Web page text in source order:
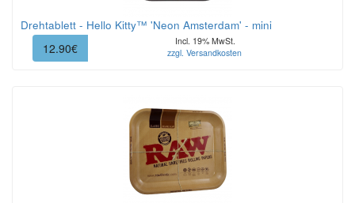
Drehtablett - Hello Kitty™ 'Neon Amsterdam' - mini
12.90€
Incl. 19% MwSt.
zzgl. Versandkosten